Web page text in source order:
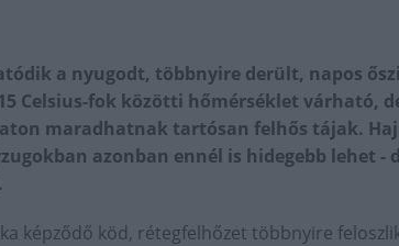
a nyugodt, többnyire derült, napos
Celsius-fok közötti hőmérséklet várható,
maradhatnak tartósan felhős tájak.
azonban ennél is hidegebb lehet
képződő köd, rétegfelhőzet többnyire